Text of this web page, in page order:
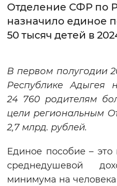
Включены
Отделение СФР по
назначило единое
50 тысяч детей в
В первом полугодии
Республике Адыгея
24 760 родителям
цели региональным
2,7 млрд. рублей.
Единое пособие –
среднедушевой
минимума на